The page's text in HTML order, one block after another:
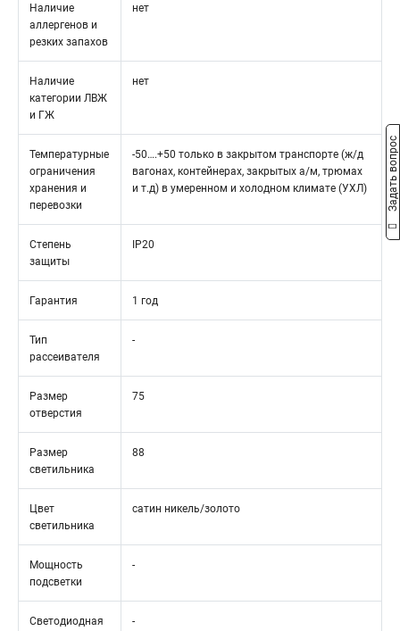
Наличие
аллергенов и
резких запахов
нет
Наличие
категории ЛВЖ
и ГЖ
нет
Температурные
ограничения
хранения и
перевозки
-50….+50 только в закрытом транспорте (ж/д
вагонах, контейнерах, закрытых а/м, трюмах
и т.д) в умеренном и холодном климате (УХЛ)
Степень
защиты
IP20
Гарантия 1 год
Тип
рассеивателя
-
Размер
отверстия
75
Размер
светильника
88
Цвет
светильника
сатин никель/золото
Мощность
подсветки
-
Светодиодная
-
Задать вопрос